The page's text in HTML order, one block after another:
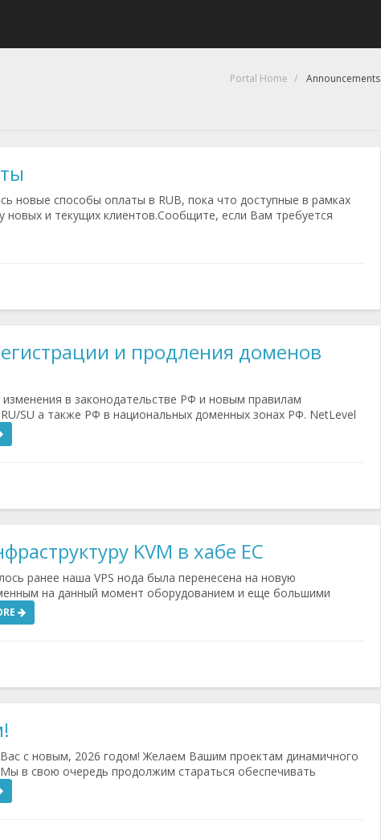
Portal Home Announcements
новые способы оплаты в RUB, пока что доступные в рамках
новых и текущих клиентов.Сообщите, если Вам требуется
и продления доменов
в законодательстве РФ и новым правилам
SU а также РФ в национальных доменных зонах РФ. NetLevel
KVM в хабе ЕС
ранее наша VPS нода была перенесена на новую
на данный момент оборудованием и еще большими
с новым, 2026 годом! Желаем Вашим проектам динамичного
в свою очередь продолжим стараться обеспечивать